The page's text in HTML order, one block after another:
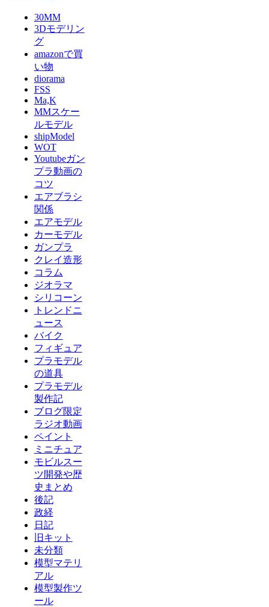
30MM
3Dモデリン
グ
amazonで買
い物
diorama
FSS
Ma,K
MMスケー
ルモデル
shipModel
WOT
Youtubeガン
プラ動画の
コツ
エアブラシ
関係
エアモデル
カーモデル
ガンプラ
クレイ造形
コラム
ジオラマ
シリコーン
トレンドニ
ュース
バイク
フィギュア
プラモデル
の道具
プラモデル
製作記
ブログ限定
ラジオ動画
ペイント
ミニチュア
モビルスー
ツ開発や歴
史まとめ
後記
政経
日記
旧キット
未分類
模型マテリ
アル
模型製作ツ
ール